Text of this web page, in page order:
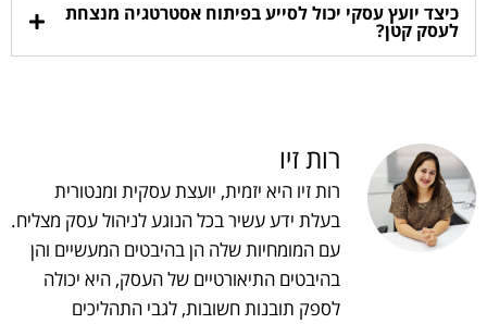
כיצד יועץ עסקי יכול לסייע בפיתוח אסטרטגיה מנצחת
לעסק קטן?
רות זיו
רות זיו היא יזמית, יועצת עסקית ומנטורית
בעלת ידע עשיר בכל הנוגע לניהול עסק מצליח.
עם המומחיות שלה הן בהיבטים המעשיים והן
בהיבטים התיאורטיים של העסק, היא יכולה
לספק תובנות חשובות, לגבי התהליכים